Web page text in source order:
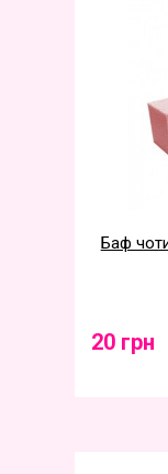
Баф
20 грн